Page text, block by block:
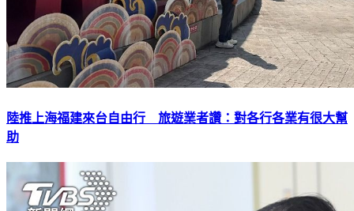
陸推上海福建來台自由行 旅遊業者讚：對各行各業有很大幫
助